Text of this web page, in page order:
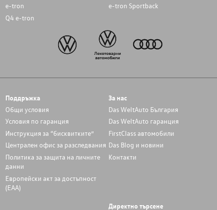
e-tron
e-tron Sportback
Q4 e-tron
Поддръжка
Общи условия
Условия по гаранция
Инструкция за “бисквитките”
Централен офис за разследвания
Политика за защита на личните
данни
Европейски акт за достъпност
(ЕАА)
За нас
Das WeltAuto България
Das WeltAuto гаранция
FirstClass автомобили
Das Blog и новини
Контакти
Директно търсене